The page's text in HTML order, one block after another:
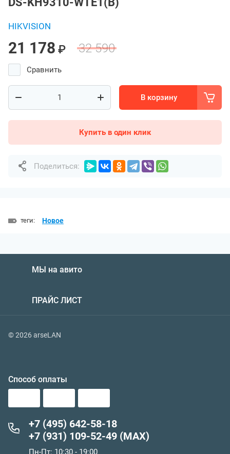
HIKVISION
32 590
21 178 ₽
Сравнить
В корзину
Купить в один клик
Поделиться:
теги: Новое
МЫ на авито
ПРАЙС ЛИСТ
© 2026 arseLAN
Способ оплаты
+7 (495) 642-58-18
+7 (931) 109-52-49 (MAX)
Пн-Пт: 10:30 - 19:00